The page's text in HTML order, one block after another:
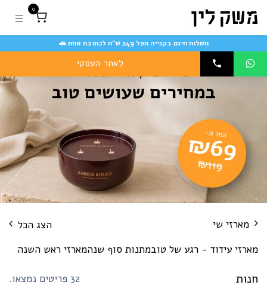
0
משלוח חינם בקנייה מעל 349 ש״ח לכתובת אחת 🚗
מארזי שי
הצג הכל
מארזי עידוד - רגע של טובמתנות סוף שנהמארזי ראש השנה
חנות 32 פריטים נמצאו.
לאתר העסקי